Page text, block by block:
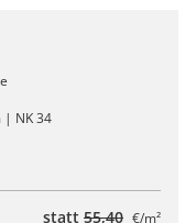
| NK 34
statt 55,40 €/m²